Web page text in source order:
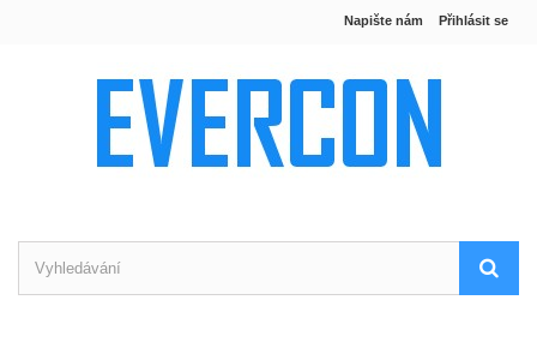
Přihlásit se
Napište nám